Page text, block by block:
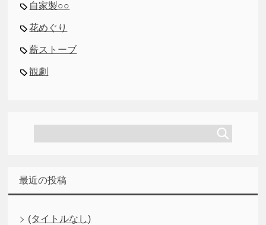
自家製○○
花めぐり
薪ストーブ
観劇
最近の投稿
(タイトルなし)